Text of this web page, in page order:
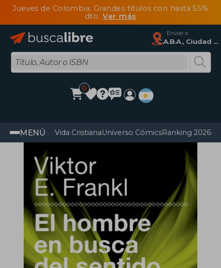
Jueves de Colombia: Grandes títulos con hasta 55%
dtoVer más
Enviar a
C.A.B.A., Ciudad Autónoma De Buenos Aires
0
MENÚ Vida CristianaUniverso CómicsRanking 2026